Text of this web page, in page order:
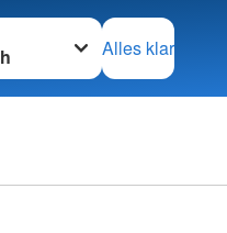
zu
Alles klar